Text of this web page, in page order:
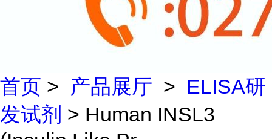
首页 > 产品展厅 > ELISA研
发试剂 > Human INSL3